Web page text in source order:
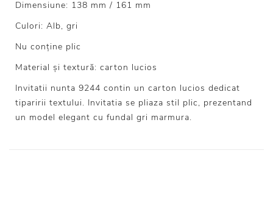
Dimensiune: 138 mm / 161 mm
Culori: Alb, gri
Nu conține plic
Material și textură: carton lucios
Invitatii nunta 9244 contin un carton lucios dedicat
tiparirii textului. Invitatia se pliaza stil plic, prezentand
un model elegant cu fundal gri marmura.